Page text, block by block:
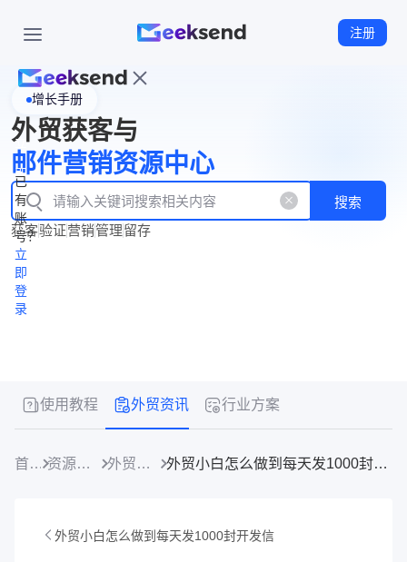
注册
页
WhatsApp
企业号
New
产
品
功
能
产
品
价
格
资
源
中
心
立
即
注
册
已
有
账
号？
立
即
登
录
增长手册
外贸获客与
邮件营销资源中心
搜索
获客验证营销管理留存
使用教程 外贸资讯 行业方案
首页 资源中心 外贸资讯 外贸小白怎么做到每天发1000封开发信
外贸小白怎么做到每天发1000封开发信